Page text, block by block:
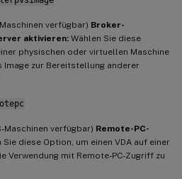
verfügbar) Broker-
aktivieren: Wählen Sie diese
physischen oder virtuellen Maschine
Image zur Bereitstellung anderer
Maschinen verfügbar) Remote-PC-
Sie diese Option, um einen VDA auf einer
Verwendung mit Remote-PC-Zugriff zu